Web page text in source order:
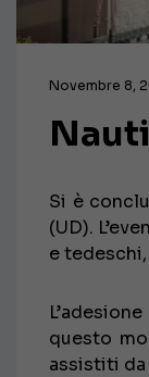
Novembre 8,
Si è
(UD).
e
questo
assistiti